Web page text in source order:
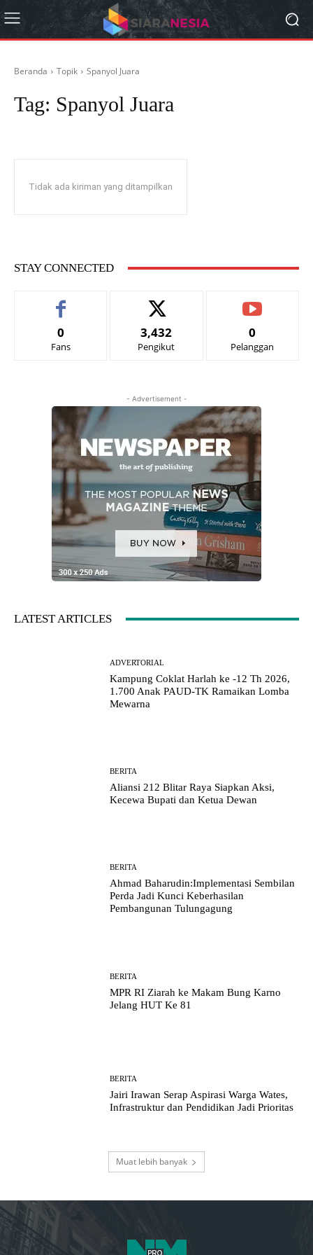
Beranda Topik Spanyol Juara
Tag: Spanyol Juara
Tidak ada kiriman yang ditampilkan
STAY CONNECTED
0
Fans
3,432
Pengikut
0
Pelanggan
- Advertisement -
LATEST ARTICLES
ADVERTORIAL
Kampung Coklat Harlah ke -12 Th 2026,
1.700 Anak PAUD-TK Ramaikan Lomba
Mewarna
BERITA
Aliansi 212 Blitar Raya Siapkan Aksi,
Kecewa Bupati dan Ketua Dewan
BERITA
Ahmad Baharudin:Implementasi Sembilan
Perda Jadi Kunci Keberhasilan
Pembangunan Tulungagung
BERITA
MPR RI Ziarah ke Makam Bung Karno
Jelang HUT Ke 81
BERITA
Jairi Irawan Serap Aspirasi Warga Wates,
Infrastruktur dan Pendidikan Jadi Prioritas
Muat lebih banyak